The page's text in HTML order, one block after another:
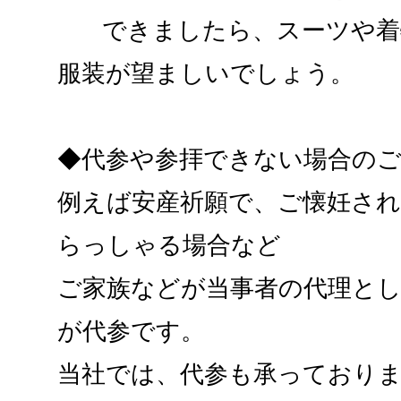
できましたら、スーツや
服装が望ましいでしょう。
◆代参や参拝できない場合の
例えば安産祈願で、ご懐妊さ
らっしゃる場合など
ご家族などが当事者の代理と
が代参です。
当社では、代参も承っており